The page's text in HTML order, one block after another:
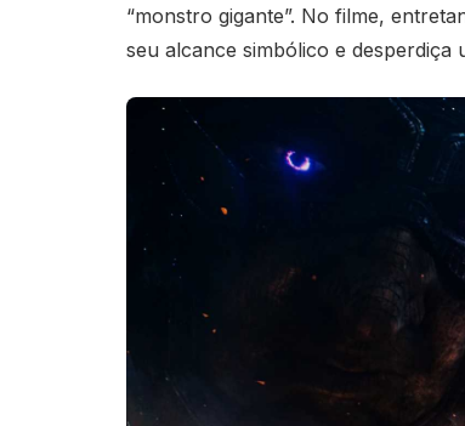
“monstro gigante”. No filme,
seu alcance simbólico e desperdiça